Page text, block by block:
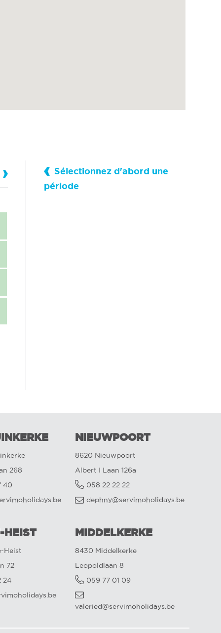
Sélectionnez d'abord une
période
268
40
NIEUWPOORT
8620 Nieuwpoort
Albert I Laan 126a
058 22 22 22
dephny@servimoholidays.be
HEIST
Heist
72
24
MIDDELKERKE
8430 Middelkerke
Leopoldlaan 8
059 77 01 09
valeried@servimoholidays.be